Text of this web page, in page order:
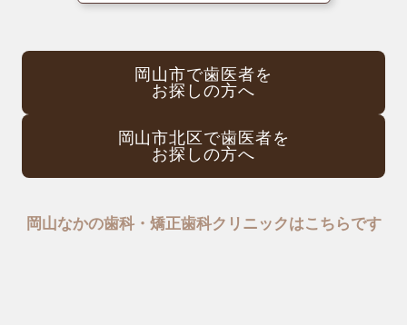
岡山市で歯医者を
お探しの方へ
岡山市北区で歯医者を
お探しの方へ
岡山なかの歯科・矯正歯科クリニックはこちらです